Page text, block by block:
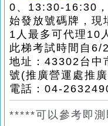
0、13:30-16:30
始發放號碼牌，現
1人最多可代理10
此梯考試時間自6/
地址：43302台中
號(推廣營運處推
電話：04-
*****可以參考即測